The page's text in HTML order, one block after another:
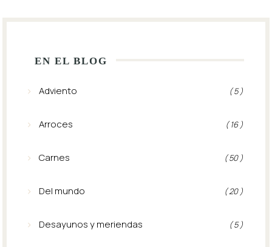
EN EL BLOG
Adviento ( 5 )
Arroces ( 16 )
Carnes ( 50 )
Del mundo ( 20 )
Desayunos y meriendas ( 5 )